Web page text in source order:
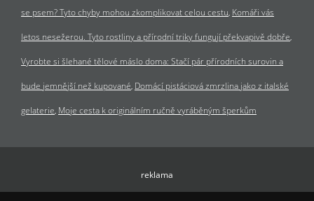
se psem? Tyto chyby mohou zkomplikovat celou cestu Komáři vás
letos nesežerou. Tyto rostliny a přírodní triky fungují překvapivě dobře
Vyrobte si šlehané tělové máslo doma: Stačí pár přírodních surovin a
bude jemnější než kupované Domácí pistáciová zmrzlina jako z italské
gelaterie Moje cesta k originálním ručně vyráběným šperkům
reklama